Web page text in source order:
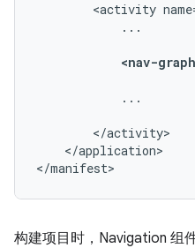
<activity
...
<nav-graph
...
</application>
</manifest>
构建项目时，Navigation 组